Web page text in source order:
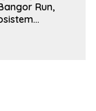
Run,